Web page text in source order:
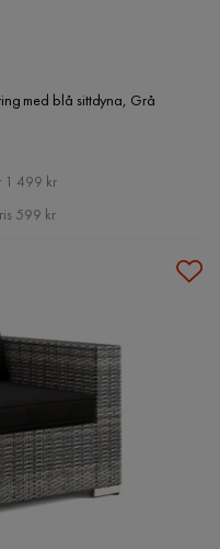
med blå sittdyna, Grå
1 499 kr
599 kr